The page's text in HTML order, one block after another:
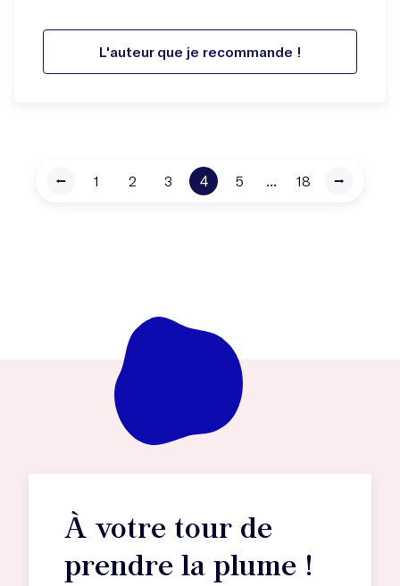
L'auteur que je recommande !
⭠ 1 2 3 4 5 ... 18 ⭢
À votre tour de
prendre la plume !